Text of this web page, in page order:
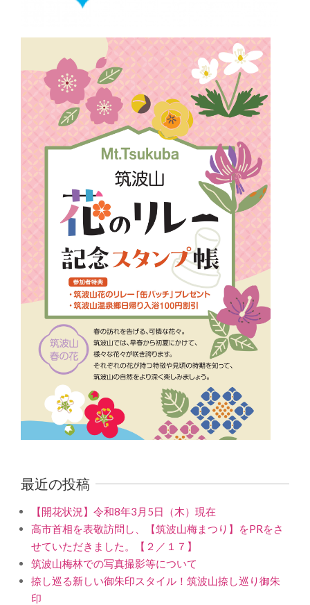
最近の投稿
【開花状況】令和8年3月5日（木）現在
高市首相を表敬訪問し、【筑波山梅まつり】をPRをさ
せていただきました。【２／１７】
筑波山梅林での写真撮影等について
捺し巡る新しい御朱印スタイル！筑波山捺し巡り御朱
印